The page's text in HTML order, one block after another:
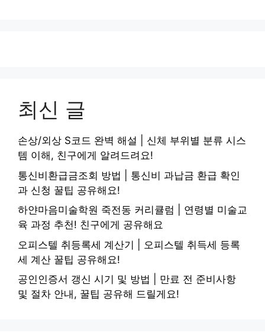
최신 글
손상/외상 S코드 완벽 해설 | 신체 부위별 분류 시스
템 이해, 친구에게 알려드려요!
통신비환급금조회 방법 | 통신비 과납금 환급 확인
과 신청 꿀팁 공유해요!
하얀마음미술학원 죽전동 커리큘럼 | 연령별 미술교
육 과정 추천! 친구에게 공유해요
오피스텔 취등록세 계산기 | 오피스텔 취득세 등록
세 계산 꿀팁 공유해요!
공인인증서 갱신 시기 및 방법 | 만료 전 준비사항
및 절차 안내, 꿀팁 공유해 드릴게요!